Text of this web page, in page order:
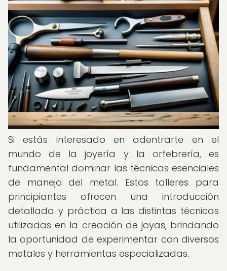
Si estás interesado en adentrarte en el
mundo de la joyería y la orfebrería, es
fundamental dominar las técnicas esenciales
de manejo del metal. Estos talleres para
principiantes ofrecen una introducción
detallada y práctica a las distintas técnicas
utilizadas en la creación de joyas, brindando
la oportunidad de experimentar con diversos
metales y herramientas especializadas.